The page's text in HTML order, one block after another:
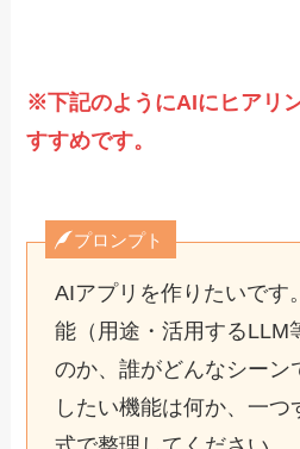
※下記のようにAIにヒアリ
すすめです。
プロンプト
AIアプリを作りたいです
能（用途・活用するLLM
のか、誰がどんなシーン
したい機能は何か、一つ